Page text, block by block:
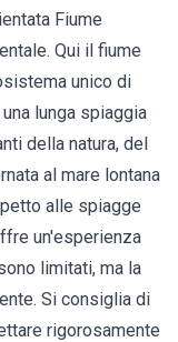
Fiume
Qui il fiume
unico di
lunga spiaggia
della natura, del
al mare lontana
alle spiagge
un'esperienza
limitati, ma la
Si consiglia di
rigorosamente